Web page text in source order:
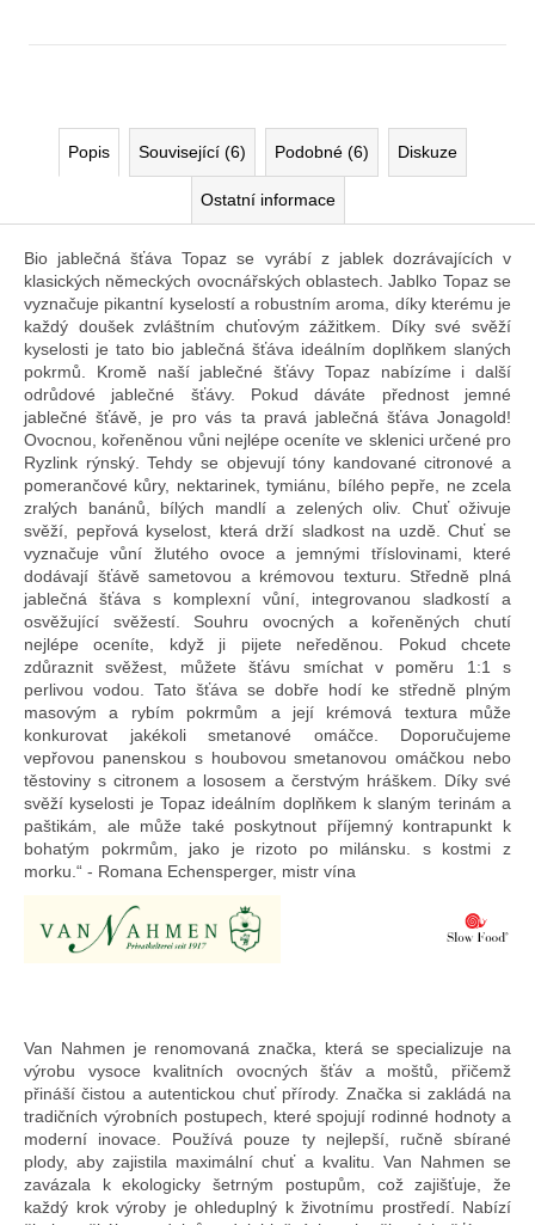
Popis Související (6) Podobné (6) Diskuze
Ostatní informace
Bio jablečná šťáva Topaz se vyrábí z jablek dozrávajících v
klasických německých ovocnářských oblastech. Jablko Topaz se
vyznačuje pikantní kyselostí a robustním aroma, díky kterému je
každý doušek zvláštním chuťovým zážitkem. Díky své svěží
kyselosti je tato bio jablečná šťáva ideálním doplňkem slaných
pokrmů. Kromě naší jablečné šťávy Topaz nabízíme i další
odrůdové jablečné šťávy. Pokud dáváte přednost jemné
jablečné šťávě, je pro vás ta pravá jablečná šťáva Jonagold!
Ovocnou, kořeněnou vůni nejlépe oceníte ve sklenici určené pro
Ryzlink rýnský. Tehdy se objevují tóny kandované citronové a
pomerančové kůry, nektarinek, tymiánu, bílého pepře, ne zcela
zralých banánů, bílých mandlí a zelených oliv. Chuť oživuje
svěží, pepřová kyselost, která drží sladkost na uzdě. Chuť se
vyznačuje vůní žlutého ovoce a jemnými tříslovinami, které
dodávají šťávě sametovou a krémovou texturu. Středně plná
jablečná šťáva s komplexní vůní, integrovanou sladkostí a
osvěžující svěžestí. Souhru ovocných a kořeněných chutí
nejlépe oceníte, když ji pijete neředěnou. Pokud chcete
zdůraznit svěžest, můžete šťávu smíchat v poměru 1:1 s
perlivou vodou. Tato šťáva se dobře hodí ke středně plným
masovým a rybím pokrmům a její krémová textura může
konkurovat jakékoli smetanové omáčce. Doporučujeme
vepřovou panenskou s houbovou smetanovou omáčkou nebo
těstoviny s citronem a lososem a čerstvým hráškem. Díky své
svěží kyselosti je Topaz ideálním doplňkem k slaným terinám a
paštikám, ale může také poskytnout příjemný kontrapunkt k
bohatým pokrmům, jako je rizoto po milánsku. s kostmi z
morku.“ - Romana Echensperger, mistr vína
Van Nahmen je renomovaná značka, která se specializuje na
výrobu vysoce kvalitních ovocných šťáv a moštů, přičemž
přináší čistou a autentickou chuť přírody. Značka si zakládá na
tradičních výrobních postupech, které spojují rodinné hodnoty a
moderní inovace. Používá pouze ty nejlepší, ručně sbírané
plody, aby zajistila maximální chuť a kvalitu. Van Nahmen se
zavázala k ekologicky šetrným postupům, což zajišťuje, že
každý krok výroby je ohleduplný k životnímu prostředí. Nabízí